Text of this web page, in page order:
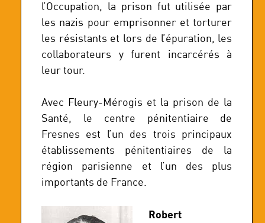
l’Occupation, la prison fut utilisée par
les nazis pour emprisonner et torturer
les résistants et lors de l’épuration, les
collaborateurs y furent incarcérés à
leur tour.
Avec Fleury-Mérogis et la prison de la
Santé, le centre pénitentiaire de
Fresnes est l’un des trois principaux
établissements pénitentiaires de la
région parisienne et l’un des plus
importants de France.
Robert